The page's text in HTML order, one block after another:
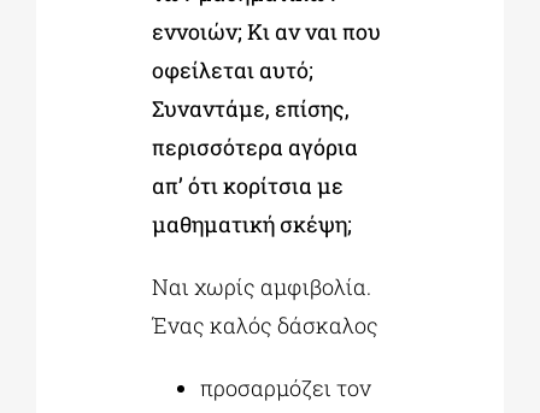
εννοιών; Κι αν ναι που
οφείλεται αυτό;
Συναντάμε, επίσης,
περισσότερα αγόρια
απ’ ότι κορίτσια με
μαθηματική σκέψη;
Ναι χωρίς αμφιβολία.
Ένας καλός δάσκαλος
προσαρμόζει τον